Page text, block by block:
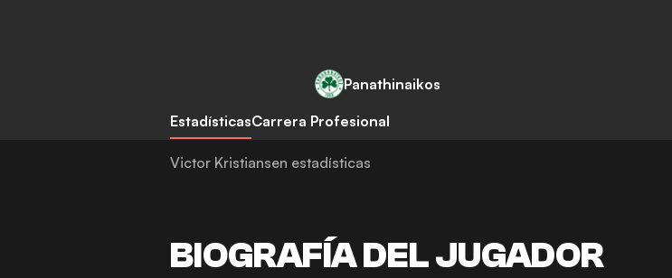
Panathinaikos
EstadísticasCarrera Profesional
Victor Kristiansen estadísticas
BIOGRAFÍA DEL JUGADOR